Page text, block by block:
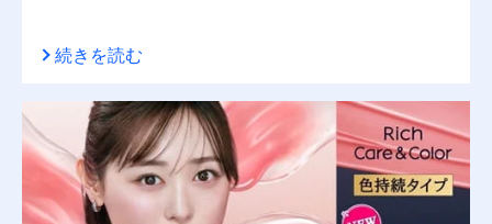
続きを読む